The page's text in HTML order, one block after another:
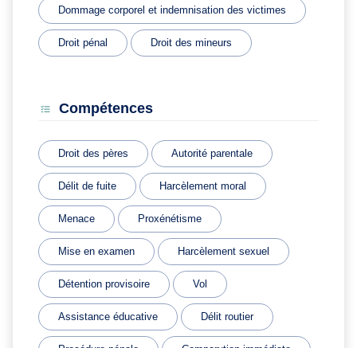
Dommage corporel et indemnisation des victimes
Droit pénal Droit des mineurs
Compétences
Droit des pères Autorité parentale
Délit de fuite Harcèlement moral
Menace Proxénétisme
Mise en examen Harcèlement sexuel
Détention provisoire Vol
Assistance éducative Délit routier